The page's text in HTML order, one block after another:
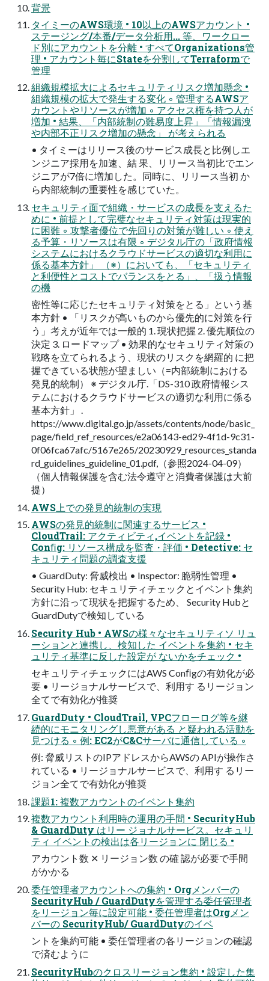
背景
タイミーのAWS環境 • 10以上のAWSアカウント •
ステージング/本番/データ分析用... 等、ワークロー
ド別にアカウントを分離 • すべてOrganizations管
理 • アカウント毎にStateを分割してTerraformで
管理
組織規模拡大によるセキュリティリスク増加懸念 •
組織規模の拡大で発生する変化 ◦ 管理するAWSア
カウントやリソースが増加 ◦ アクセス権を持つ人が
増加 • 結果、「内部統制の難易度上昇」「情報漏洩
や内部不正リスク増加の懸念」 が考えられる
• タイミーはリリース後のサービス成長と比例しエ
ンジニア採用を加速、結 果、リリース当初比でエン
ジニアが7倍に増加した。同時に、リリース当初 か
ら内部統制の重要性を感じていた。
セキュリティ面で組織・サービスの成長を支えるた
めに • 前提として完璧なセキュリティ対策は現実的
に困難 ◦ 攻撃者優位で先回りの対策が難しい ◦ 使え
る予算・リソースは有限 ◦ デジタル庁の「政府情報
システムにおけるクラウドサービスの適切な利用に
係る基本方針」 （※）においても、「セキュリティ
と利便性とコストでバランスをとる」、「扱う情報
の機
密性等に応じたセキュリティ対策をとる」という基
本方針 • 「リスクが高いものから優先的に対策を行
う」考えが近年では一般的 1. 現状把握 2. 優先順位の
決定 3. ロードマップ • 効果的なセキュリティ対策の
戦略を立てられるよう、現状のリスクを網羅的 に把
握できている状態が望ましい（=内部統制における
発見的統制） ※ デジタル庁.「DS-310 政府情報シス
テムにおけるクラウドサービスの適切な利用に係る
基本方針」 .
https://www.digital.go.jp/assets/contents/node/basic_
page/field_ref_resources/e2a06143-ed29-4f1d-9c31-
0f06fca67afc/5167e265/20230929_resources_standa
rd_guidelines_guideline_01.pdf,（参照2024-04-09）
（個人情報保護を含む法令遵守と消費者保護は大前
提）
AWS上での発見的統制の実現
AWSの発見的統制に関連するサービス •
CloudTrail: アクティビティ,イベントを記録 •
Conﬁg: リソース構成を監査・評価 • Detective: セ
キュリティ問題の調査支援
• GuardDuty: 脅威検出 • Inspector: 脆弱性管理 •
Security Hub: セキュリティチェックとイベント集約
方針に沿って現状を把握するため、 Security Hubと
GuardDutyで検知している
Security Hub • AWSの様々なセキュリティソ リュ
ーションと連携し、検知した イベントを集約 • セキ
ュリティ基準に反した設定が ないかをチェック •
セキュリティチェックにはAWS Conﬁgの有効化が必
要 • リージョナルサービスで、利用す るリージョン
全てで有効化が推奨
GuardDuty • CloudTrail, VPCフローログ等を継
続的にモニタリングし悪意がある と疑われる活動を
見つける ◦ 例: EC2がC&Cサーバに通信している ◦
例: 脅威リストのIPアドレスからAWSの APIが操作さ
れている • リージョナルサービスで、利用す るリー
ジョン全てで有効化が推奨
課題1: 複数アカウントのイベント集約
複数アカウント利用時の運用の手間 • SecurityHub
& GuardDuty はリー ジョナルサービス。セキュリ
ティ イベントの検出は各リージョンに 閉じる •
アカウント数 ✕ リージョン数 の確 認が必要で手間
がかかる
委任管理者アカウントへの集約 • Orgメンバーの
SecurityHub / GuardDutyを管理する委任管理者
をリージョン毎に設定可能 • 委任管理者はOrgメン
バーの SecurityHub/ GuardDutyのイベ
ントを集約可能 • 委任管理者の各リージョンの確認
で済むように
SecurityHubのクロスリージョン集約 • 設定した集